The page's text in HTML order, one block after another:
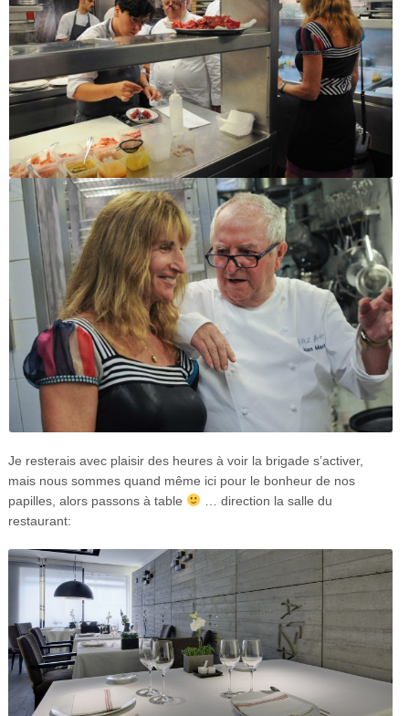
Je resterais avec plaisir des heures à voir la brigade s’activer,
mais nous sommes quand même ici pour le bonheur de nos
papilles, alors passons à table
… direction la salle du
restaurant: